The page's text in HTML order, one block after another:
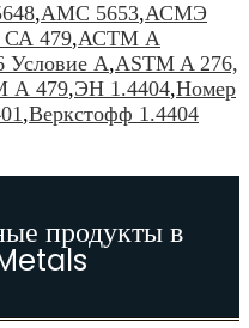
,АМС 5653,АСМЭ
479,АСТМ А
Условие A,ASTM A 276,
А 479,ЭН 1.4404,Номер
,Веркстофф 1.4404
продукты в